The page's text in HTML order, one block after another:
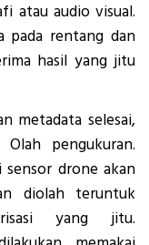
atau audio visual.
pada rentang dan
hasil yang jitu
metadata selesai,
pengukuran.
drone akan
diolah teruntuk
yang jitu.